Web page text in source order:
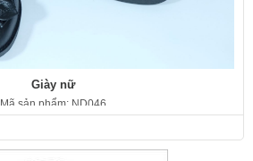
Giày nữ
Mã sản phẩm: ND046